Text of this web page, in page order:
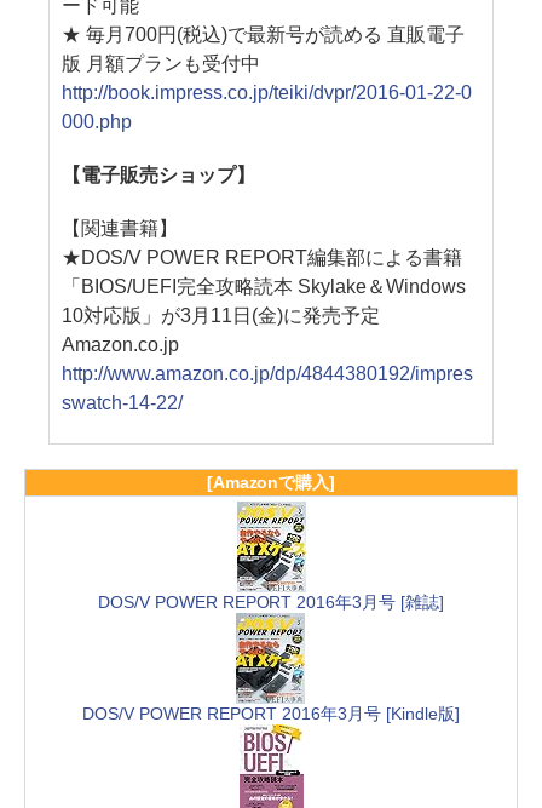
ード可能
★ 毎月700円(税込)で最新号が読める 直販電子
版 月額プランも受付中
http://book.impress.co.jp/teiki/dvpr/2016-01-22-0
000.php
【電子販売ショップ】
【関連書籍】
★DOS/V POWER REPORT編集部による書籍
「BIOS/UEFI完全攻略読本 Skylake＆Windows
10対応版」が3月11日(金)に発売予定
Amazon.co.jp
http://www.amazon.co.jp/dp/4844380192/impres
swatch-14-22/
[Amazonで購入]
DOS/V POWER REPORT 2016年3月号 [雑誌]
DOS/V POWER REPORT 2016年3月号 [Kindle版]